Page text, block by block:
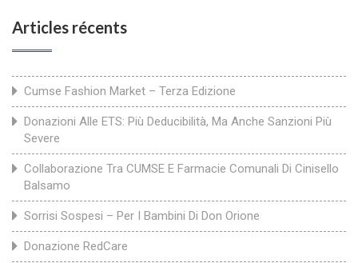
Articles récents
Cumse Fashion Market – Terza Edizione
Donazioni Alle ETS: Più Deducibilità, Ma Anche Sanzioni Più
Severe
Collaborazione Tra CUMSE E Farmacie Comunali Di Cinisello
Balsamo
Sorrisi Sospesi – Per I Bambini Di Don Orione
Donazione RedCare